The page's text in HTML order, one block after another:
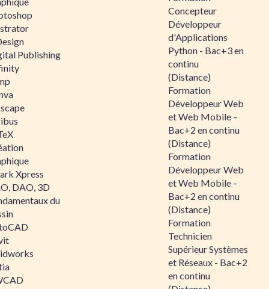
Publishing
Xpress
DAO, 3D
du
Concepteur
Développeur
d'Applications
Python - Bac+3 en
continu
(Distance)
Formation
Développeur Web
et Web Mobile –
Bac+2 en continu
(Distance)
Formation
Développeur Web
et Web Mobile –
Bac+2 en continu
(Distance)
Formation
Technicien
Supérieur Systèmes
et Réseaux - Bac+2
en continu